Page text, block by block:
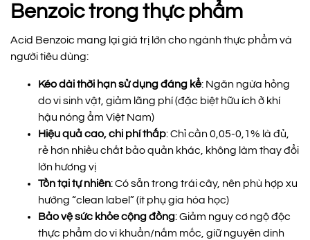
Benzoic trong thực phẩm
Acid Benzoic mang lại giá trị lớn cho ngành thực phẩm và
người tiêu dùng:
Kéo dài thời hạn sử dụng đáng kể: Ngăn ngừa hỏng
do vi sinh vật, giảm lãng phí (đặc biệt hữu ích ở khí
hậu nóng ẩm Việt Nam)
Hiệu quả cao, chi phí thấp: Chỉ cần 0,05-0,1% là đủ,
rẻ hơn nhiều chất bảo quản khác, không làm thay đổi
lớn hương vị
Tồn tại tự nhiên: Có sẵn trong trái cây, nên phù hợp xu
hướng “clean label” (ít phụ gia hóa học)
Bảo vệ sức khỏe cộng đồng: Giảm nguy cơ ngộ độc
thực phẩm do vi khuẩn/nấm mốc, giữ nguyên dinh